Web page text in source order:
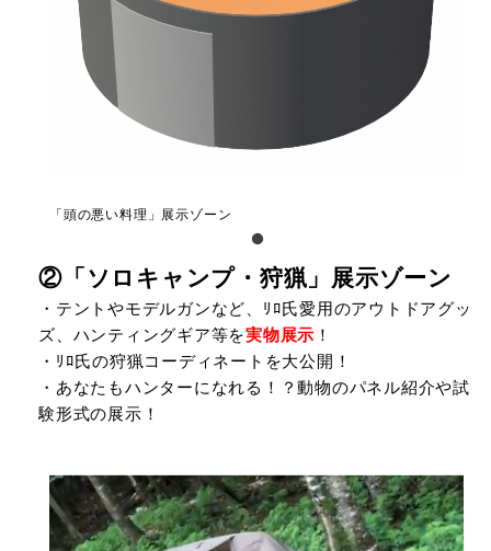
「頭の悪い料理」展示ゾーン
②「ソロキャンプ・狩猟」展示ゾーン
・テントやモデルガンなど、ﾘﾛ氏愛用のアウトドアグッ
ズ、ハンティングギア等を実物展示 ！
・ﾘﾛ氏の狩猟コーディネートを大公開！
・あなたもハンターになれる！？動物のパネル紹介や試
験形式の展示！